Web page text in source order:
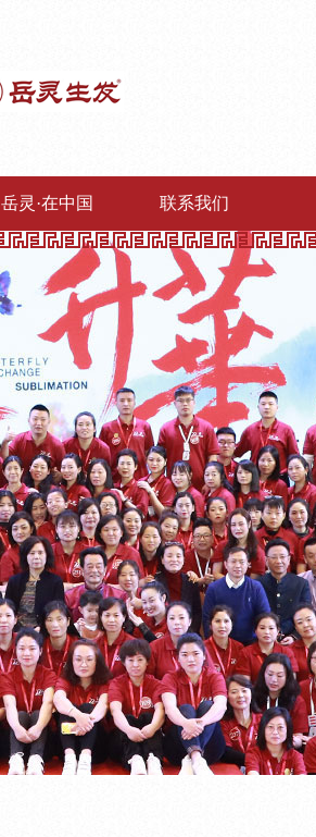
岳灵·在中国 联系我们